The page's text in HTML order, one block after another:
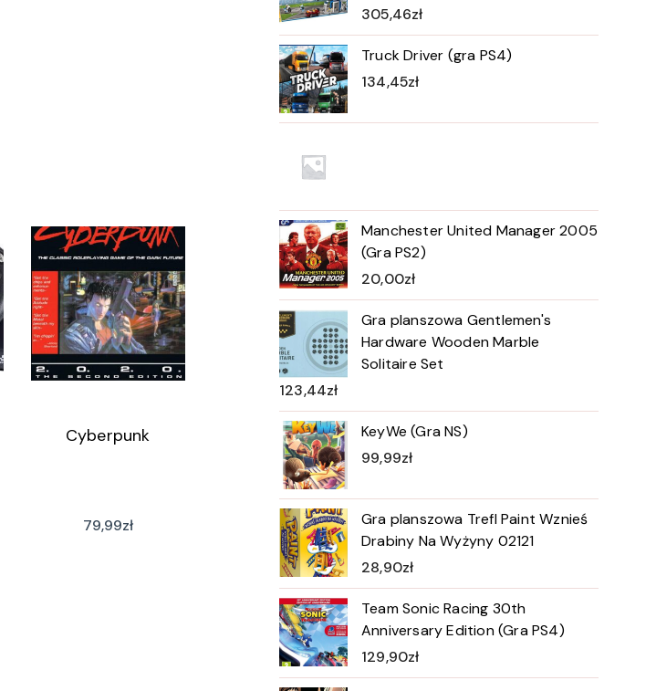
Cyberpunk
79,99zł
305,46zł
Truck Driver (gra PS4)
134,45zł
Manchester United Manager 2005
(Gra PS2)
20,00zł
Gra planszowa Gentlemen's
Hardware Wooden Marble
Solitaire Set
123,44zł
KeyWe (Gra NS)
99,99zł
Gra planszowa Trefl Paint Wznieś
Drabiny Na Wyżyny 02121
28,90zł
Team Sonic Racing 30th
Anniversary Edition (Gra PS4)
129,90zł